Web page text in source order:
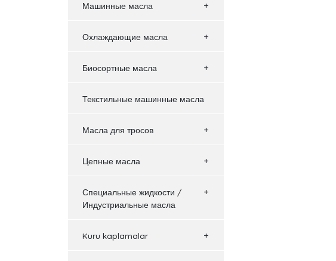
Машинные масла
Охлаждающие масла
Биосортные масла
Текстильные машинные масла
Масла для тросов
Цепные масла
Специальные жидкости /
Индустриальные масла
Kuru kaplamalar